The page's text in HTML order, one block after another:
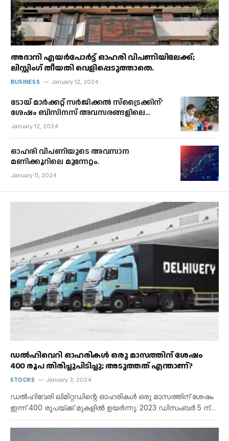
അദാനി എയർപോർട്ട് ഓഹരി വിപണിയിലേക്ക്;
ലിസ്റ്റിംഗ് തീയതി വെളിപ്പെടുത്താതെ.
BUSINESS January 12, 2024
ടോയ് മാർക്കറ്റ് സർജിക്കൽ സ്ട്രൈക്കിന്’
ശേഷം ബിസിനസ് അവസരങ്ങളിലെ
കുതിച്ചുചാട്ടം.
January 12, 2024
ഓഹരി വിപണിയുടെ അവസാന
മണിക്കൂറിലെ മുന്നേറ്റം.
January 11, 2024
ഡൽഹിവെറി ഓഹരികൾ ഒരു മാസത്തിന് ശേഷം
400 രൂപ തിരിച്ചുപിടിച്ചു; അടുത്തത് എന്താണ്?
STOCKS January 3, 2024
ഡൽഹിവേരി ലിമിറ്റഡിന്റെ ഓഹരികൾ ഒരു മാസത്തിന് ശേഷം
ഇന്ന് 400 രൂപയ്ക്ക് മുകളിൽ ഉയർന്നു. 2023 ഡിസംബർ 5 ന്…